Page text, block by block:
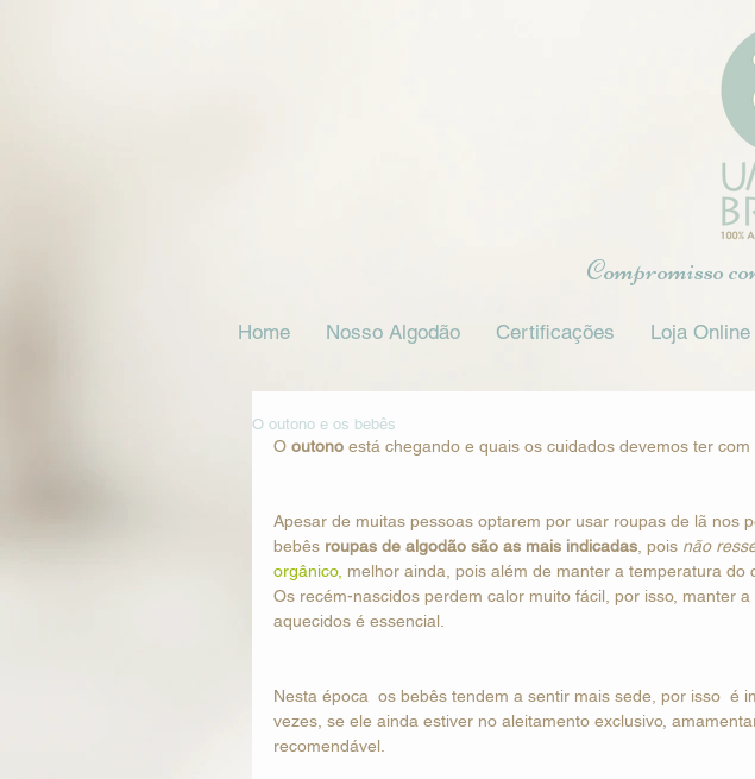
Compromisso
Home Nosso Algodão Certificações Loja Online
O outono e os bebês
O outono está chegando e quais os cuidados devemos ter com
Apesar de muitas pessoas optarem por usar roupas de lã nos
bebês roupas de algodão são as mais indicadas , pois não
orgânico, melhor ainda, pois além de manter a temperatura do
Os recém-nascidos perdem calor muito fácil, por isso, manter
aquecidos é essencial.
Nesta época  os bebês tendem a sentir mais sede, por isso  é
vezes, se ele ainda estiver no aleitamento exclusivo,
recomendável.